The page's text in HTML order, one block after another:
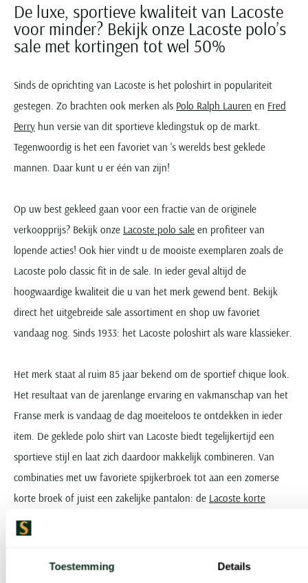
Toestemming Details
De luxe, sportieve kwaliteit van Lacoste
voor minder? Bekijk onze Lacoste polo’s
sale met kortingen tot wel 50%
Sinds de oprichting van Lacoste is het poloshirt in populariteit
gestegen. Zo brachten ook merken als Polo Ralph Lauren en Fred
Perry hun versie van dit sportieve kledingstuk op de markt.
Tegenwoordig is het een favoriet van 's werelds best geklede
mannen. Daar kunt u er één van zijn!
Op uw best gekleed gaan voor een fractie van de originele
verkoopprijs? Bekijk onze Lacoste polo sale en profiteer van
lopende acties! Ook hier vindt u de mooiste exemplaren zoals de
Lacoste polo classic fit in de sale. In ieder geval altijd de
hoogwaardige kwaliteit die u van het merk gewend bent. Bekijk
direct het uitgebreide sale assortiment en shop uw favoriet
vandaag nog. Sinds 1933: het Lacoste poloshirt als ware klassieker.
Het merk staat al ruim 85 jaar bekend om de sportief chique look.
Het resultaat van de jarenlange ervaring en vakmanschap van het
Franse merk is vandaag de dag moeiteloos te ontdekken in ieder
item. De geklede polo shirt van Lacoste biedt tegelijkertijd een
sportieve stijl en laat zich daardoor makkelijk combineren. Van
combinaties met uw favoriete spijkerbroek tot aan een zomerse
korte broek of juist een zakelijke pantalon: de Lacoste korte
mouwen polo
Vind uw ideale exemplaar: onze tips om
de juiste Lacoste polo te vinden